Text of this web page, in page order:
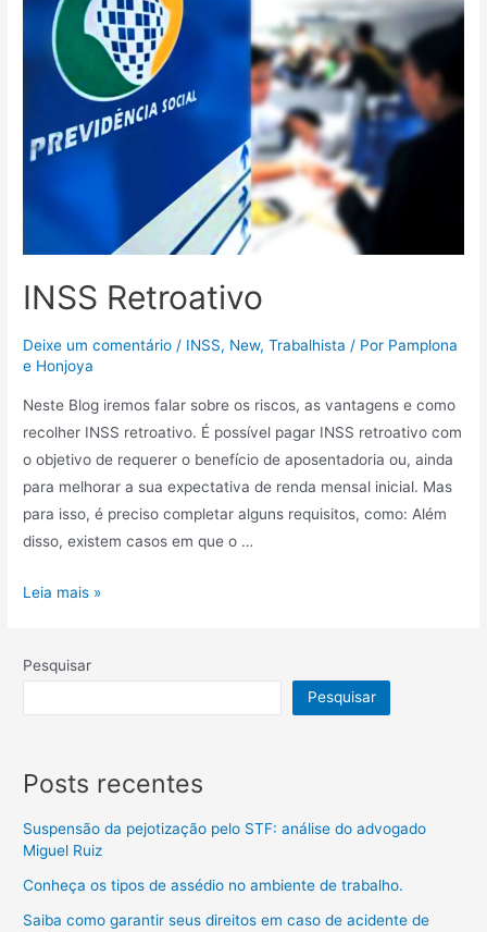
INSS Retroativo
Deixe um comentário / INSS, New,Trabalhista / Por Pamplona
e Honjoya
Neste Blog iremos falar sobre os riscos, as vantagens e como
recolher INSS retroativo. É possível pagar INSS retroativo com
o objetivo de requerer o benefício de aposentadoria ou, ainda
para melhorar a sua expectativa de renda mensal inicial. Mas
para isso, é preciso completar alguns requisitos, como: Além
disso, existem casos em que o …
Leia mais »
Pesquisar
Pesquisar
Posts recentes
Suspensão da pejotização pelo STF: análise do advogado
Miguel Ruiz
Conheça os tipos de assédio no ambiente de trabalho.
Saiba como garantir seus direitos em caso de acidente de